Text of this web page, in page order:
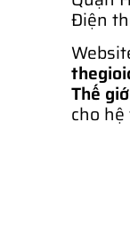
Điện
Thế
cho